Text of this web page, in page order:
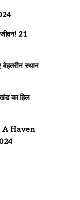
जीवन! 21
स्थान
का हिल
Haven